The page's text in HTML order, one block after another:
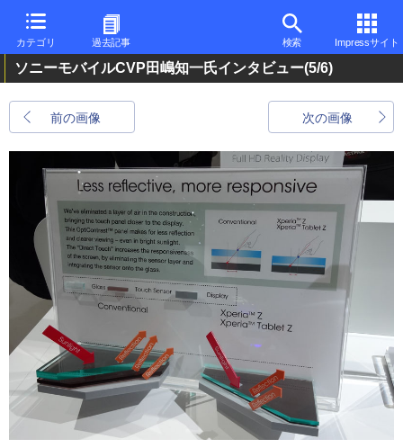
カテゴリ 過去記事 検索 Impressサイト
ソニーモバイルCVP田嶋知一氏インタビュー(5/6)
前の画像 次の画像